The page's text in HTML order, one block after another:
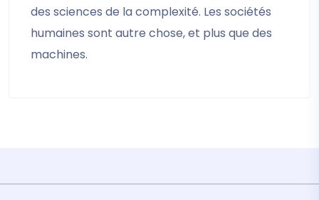
des sciences de la complexité. Les sociétés
humaines sont autre chose, et plus que des
machines.